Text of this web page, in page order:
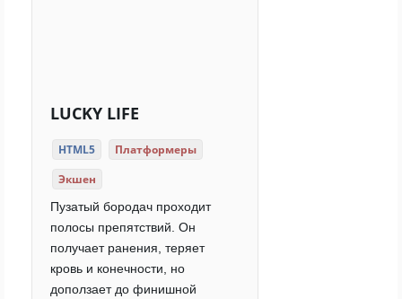
LUCKY LIFE
HTML5
Платформеры
Экшен
Пузатый бородач проходит
полосы препятствий. Он
получает ранения, теряет
кровь и конечности, но
доползает до финишной